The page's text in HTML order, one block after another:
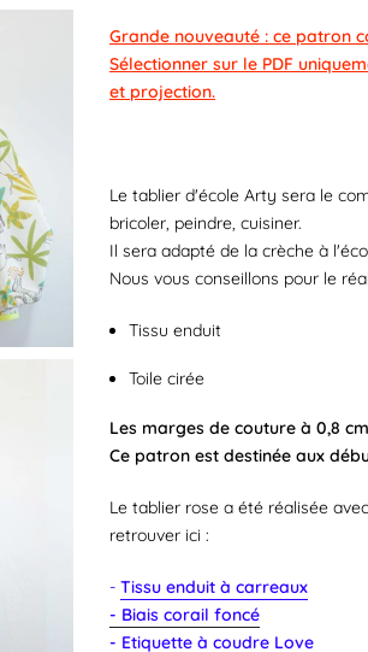
Grande nouveauté : ce patron
Sélectionner sur le PDF
et projection.
Le tablier d'école Arty sera le
bricoler, peindre, cuisiner.
Il sera adapté de la crèche à
Nous vous conseillons pour le
Tissu enduit
Toile cirée
Les marges de couture à 0,8
Ce patron est destinée aux
Le tablier rose a été réalisée
retrouver ici :
- Tissu enduit à carreaux
- Biais corail foncé
- Etiquette à coudre Love